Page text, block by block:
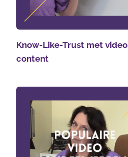
Know-Like-Trust met video
content